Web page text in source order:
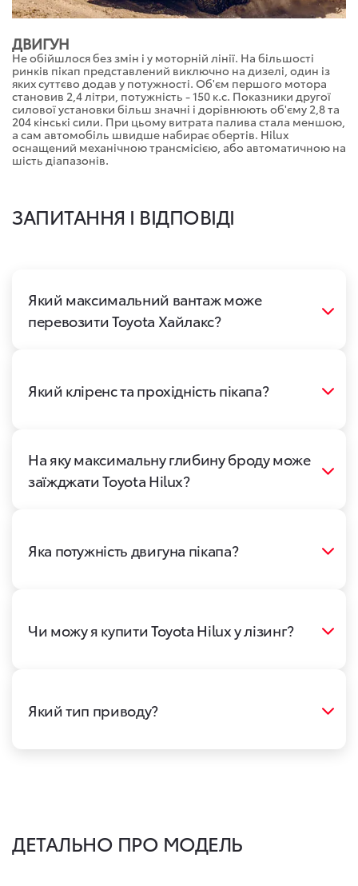
ДВИГУН
Не обійшлося без змін і у моторній лінії. На більшості
ринків пікап представлений виключно на дизелі, один із
яких суттєво додав у потужності. Об'єм першого мотора
становив 2,4 літри, потужність - 150 к.с. Показники другої
силової установки більш значні і дорівнюють об'єму 2,8 та
204 кінські сили. При цьому витрата палива стала меншою,
а сам автомобіль швидше набирає обертів. Hilux
оснащений механічною трансмісією, або автоматичною на
шість діапазонів.
ЗАПИТАННЯ І ВІДПОВІДІ
Який максимальний вантаж може
перевозити Toyota Хайлакс?
Який кліренс та прохідність пікапа?
На яку максимальну глибину броду може
заїжджати Toyota Hilux?
Яка потужність двигуна пікапа?
Чи можу я купити Toyota Hilux у лізинг?
Який тип приводу?
ДЕТАЛЬНО ПРО МОДЕЛЬ